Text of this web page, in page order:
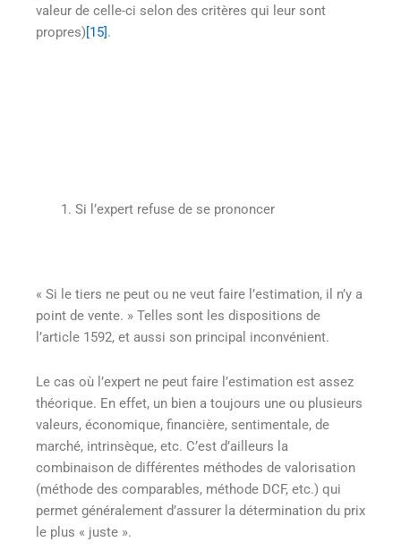
valeur de celle-ci selon des critères qui leur sont
propres)[15].
Si l’expert refuse de se prononcer
« Si le tiers ne peut ou ne veut faire l’estimation, il n’y a
point de vente. » Telles sont les dispositions de
l’article 1592, et aussi son principal inconvénient.
Le cas où l’expert ne peut faire l’estimation est assez
théorique. En effet, un bien a toujours une ou plusieurs
valeurs, économique, financière, sentimentale, de
marché, intrinsèque, etc. C’est d’ailleurs la
combinaison de différentes méthodes de valorisation
(méthode des comparables, méthode DCF, etc.) qui
permet généralement d’assurer la détermination du prix
le plus « juste ».